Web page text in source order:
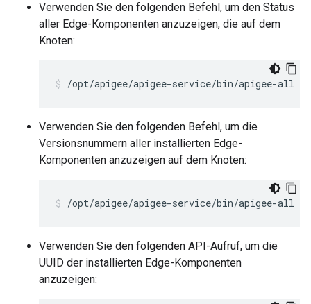
Verwenden Sie den folgenden Befehl, um den Status
aller Edge-Komponenten anzuzeigen, die auf dem
Knoten:
/opt/apigee/apigee-service/bin/apigee-all
Verwenden Sie den folgenden Befehl, um die
Versionsnummern aller installierten Edge-
Komponenten anzuzeigen auf dem Knoten:
/opt/apigee/apigee-service/bin/apigee-all
Verwenden Sie den folgenden API-Aufruf, um die
UUID der installierten Edge-Komponenten
anzuzeigen: